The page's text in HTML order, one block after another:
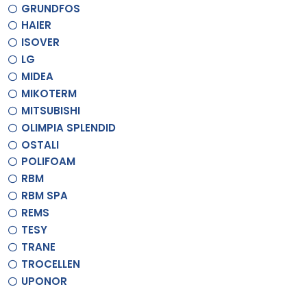
GRUNDFOS
HAIER
ISOVER
LG
MIDEA
MIKOTERM
MITSUBISHI
OLIMPIA SPLENDID
OSTALI
POLIFOAM
RBM
RBM SPA
REMS
TESY
TRANE
TROCELLEN
UPONOR